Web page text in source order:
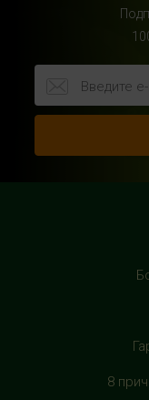
HealthStore в
+7 (963) 682-31-94
с 10:00 до 22:00
HealthStore в
рядом с фуд-кортом
8